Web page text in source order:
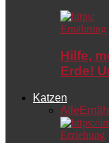
Ernährung
Hilfe,
Erde!
Katzen
Alle
Erziehung